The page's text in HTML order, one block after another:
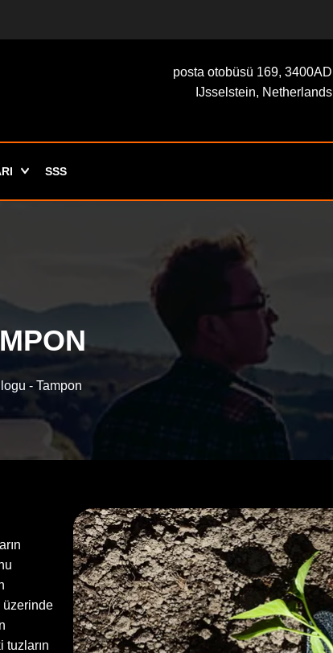
posta otobüsü 169, 3400AD
IJsselstein, Netherlands
SSS
- Tampon
üzerinde
tuzların